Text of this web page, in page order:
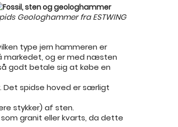
Geologhammer fra ESTWING
type jern hammeren er
markedet, og er med næsten
godt betale sig at købe en
Det spidse hoved er særligt
stykker) af sten.
granit eller kvarts, da dette